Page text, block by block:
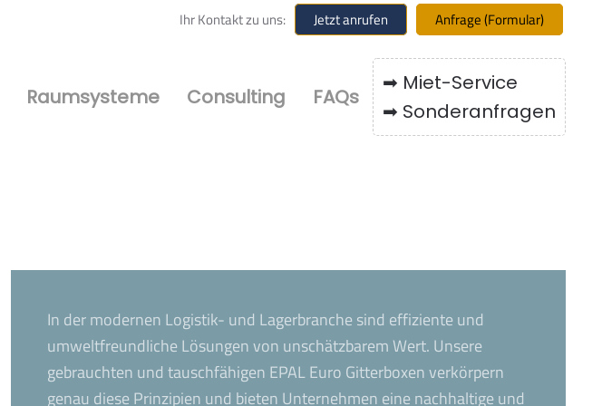
Ihr Kontakt zu uns: Jetzt anrufen Anfrage (Formular)
Raumsysteme Consulting FAQs
➡ Miet-Service
➡ Sonderanfragen
In der modernen Logistik- und Lagerbranche sind effiziente und
umweltfreundliche Lösungen von unschätzbarem Wert. Unsere
gebrauchten und tauschfähigen EPAL Euro Gitterboxen verkörpern
genau diese Prinzipien und bieten Unternehmen eine nachhaltige und